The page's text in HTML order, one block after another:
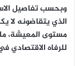
وبحسب تفاصيل
الذي يتقاضونه لا
مستوى المعيشة،
للرفاه الاقتصادي